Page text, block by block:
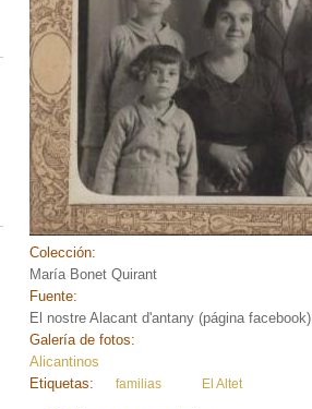
Colección:
María Bonet Quirant
Fuente:
El nostre Alacant d'antany (página facebook)
Galería de fotos:
Alicantinos
Etiquetas:
familias El Altet